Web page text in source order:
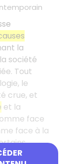
la
société
Tout
le
crue, et
et la
face
face à la
sur les